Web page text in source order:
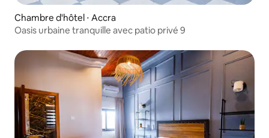
Chambre d'hôtel ⋅ Accra
Oasis urbaine tranquille avec patio privé 9